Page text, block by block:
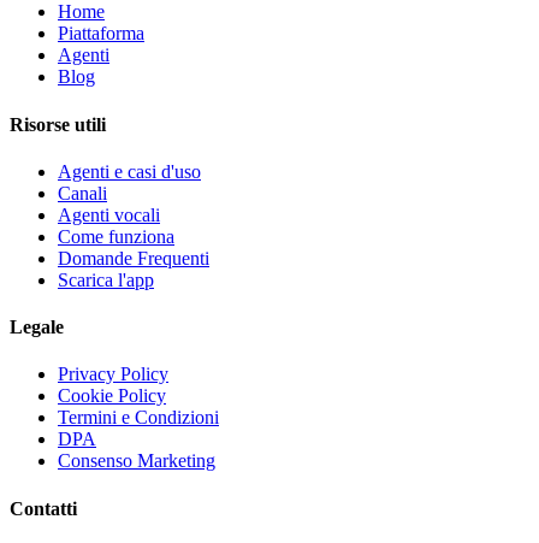
Home
Piattaforma
Agenti
Blog
Risorse utili
Agenti e casi d'uso
Canali
Agenti vocali
Come funziona
Domande Frequenti
Scarica l'app
Legale
Privacy Policy
Cookie Policy
Termini e Condizioni
DPA
Consenso Marketing
Contatti